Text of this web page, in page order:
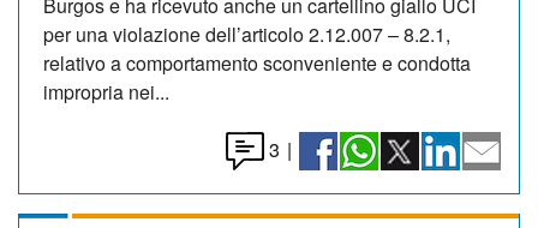
per una violazione dell’articolo 2.12.007 – 8.2.1,
relativo a comportamento sconveniente e condotta
impropria nei...
3 |